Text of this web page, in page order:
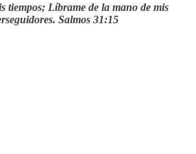
tiempos; Líbrame de la mano de mis
Salmos 31:15